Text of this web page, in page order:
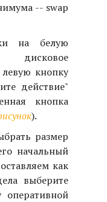
-- swap
на белую
дисковое
кнопку
действие"
кнопка
).
размер
начальный
как
выберите